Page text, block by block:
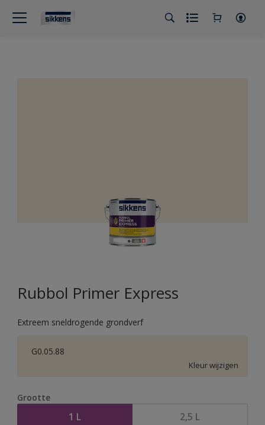
Rubbol Primer Express
Extreem sneldrogende grondverf
G0.05.88
Kleur wijzigen
Grootte
1 L 2,5 L